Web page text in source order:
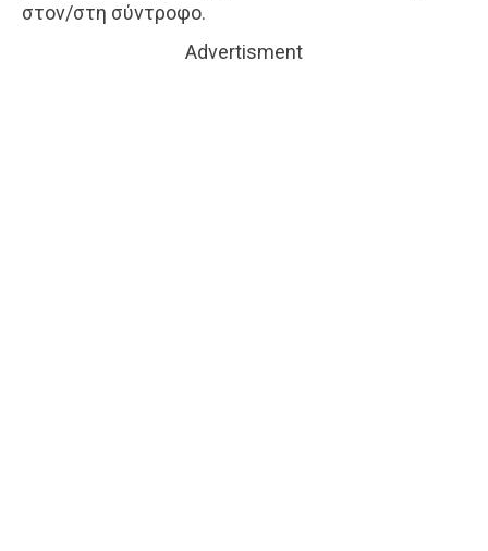
στον/στη σύντροφο.
Advertisment